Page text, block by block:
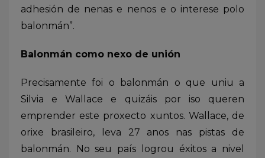
adhesión de nenas e nenos e o interese polo
balonmán”.
Balonmán como nexo de unión
Precisamente foi o balonmán o que uniu a
Silvia e Wallace e quizáis por iso queren
emprender este proxecto xuntos. Wallace, de
orixe brasileiro, leva 27 anos nas pistas de
balonmán. No seu país logrou éxitos a nivel